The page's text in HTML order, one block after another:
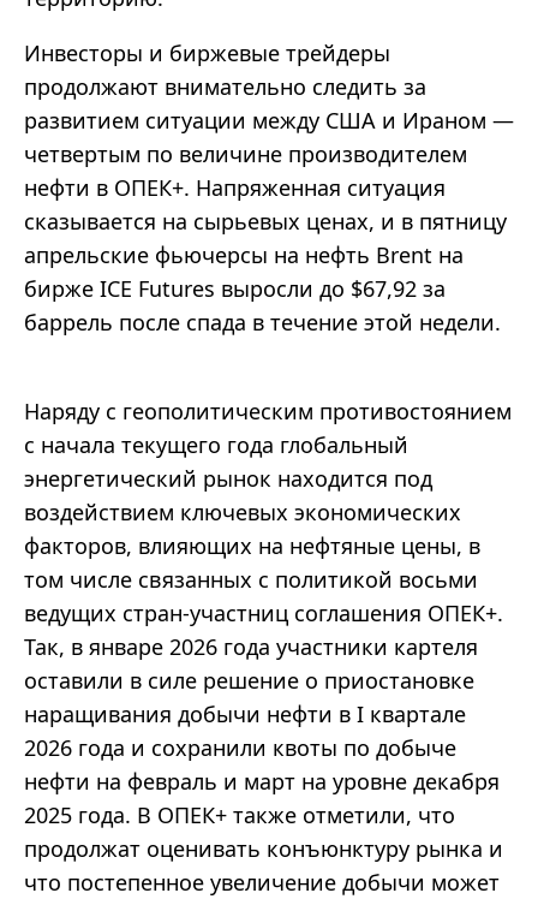
Инвесторы и биржевые трейдеры
продолжают внимательно следить за
развитием ситуации между США и Ираном —
четвертым по величине производителем
нефти в ОПЕК+. Напряженная ситуация
сказывается на сырьевых ценах, и в пятницу
апрельские фьючерсы на нефть Brent на
бирже ICE Futures выросли до $67,92 за
баррель после спада в течение этой недели.
Наряду с геополитическим противостоянием
с начала текущего года глобальный
энергетический рынок находится под
воздействием ключевых экономических
факторов, влияющих на нефтяные цены, в
том числе связанных с политикой восьми
ведущих стран-участниц соглашения ОПЕК+.
Так, в январе 2026 года участники картеля
оставили в силе решение о приостановке
наращивания добычи нефти в I квартале
2026 года и сохранили квоты по добыче
нефти на февраль и март на уровне декабря
2025 года. В ОПЕК+ также отметили, что
продолжат оценивать конъюнктуру рынка и
что постепенное увеличение добычи может